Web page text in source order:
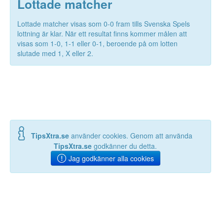
Lottade matcher
Lottade matcher visas som 0-0 fram tills Svenska Spels
lottning är klar. När ett resultat finns kommer målen att
visas som 1-0, 1-1 eller 0-1, beroende på om lotten
slutade med 1, X eller 2.
TipsXtra.se använder cookies. Genom att använda
TipsXtra.se godkänner du detta.
Jag godkänner alla cookies